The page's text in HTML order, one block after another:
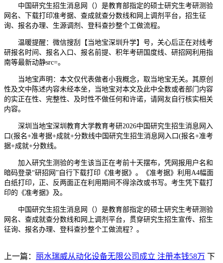
中国研究生招生消息网（）是教育部指定的硕士研究生考研测验
网名、下载打印准考据、查成就查分数线和网上调剂平台，招生征
询、报名办理、生源调剂、登科查抄整个工做流程。
温暖提醒：微信搜刮【当地宝深圳升学】号，关心后正在对线考
研报名时间、报名入口、报名前提、积年考研国度线、研招网利用指
南等最新动静src=。
当地宝声明：本文仅代表做者小我概念，取当地宝无关。其原创
性及文中陈述内容未经本坐，当地宝对本文及此中全数或者部门内容
的实正在性、完整性、及时性不做任何和许诺，请网友自行核实相关
内容。
深圳当地宝深圳教育大学教育考研2026中国研究生招生消息网入
口(报名+准考据+成就+分数线中国研究生招生消息网入口(报名+准考
据+成就+分数线。
加入研究生测验的考生该当正在考前十天摆布，凭网报用户名和
暗码登录“研招网”自行下载打印《准考据》。《准考据》利用A4幅面
白纸打印，正、反两面正在利用期间不得涂改或书写。考生凭下载打
印的《准考据》及。
中国研究生招生消息网（）是教育部指定的硕士研究生考研测验
网名、查成就查分数线和网上调剂平台，贯穿研究生招生宣传、招生
征询、报名办理、登科查抄整个工做流程？。
上一篇： 丽水瑞威从动化设备无限公司成立 注册本钱58万 下